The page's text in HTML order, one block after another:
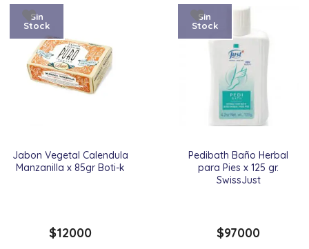
Jabon Vegetal Calendula
Manzanilla x 85gr Boti-k
Sin
Stock
$12000
Pedibath Baño Herbal
para Pies x 125 gr.
SwissJust
Sin
Stock
$97000